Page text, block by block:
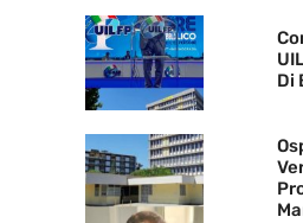
Di